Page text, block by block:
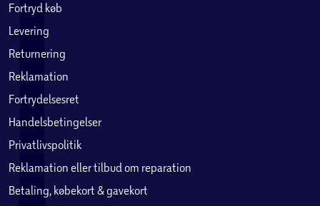
Fortryd køb
Levering
Returnering
Reklamation
Fortrydelsesret
Handelsbetingelser
Privatlivspolitik
Reklamation eller tilbud om reparation
Betaling, købekort & gavekort